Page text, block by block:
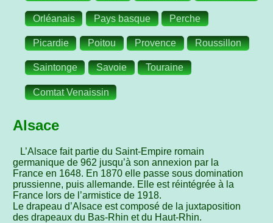
Orléanais Pays basque Perche
Picardie Poitou Provence Roussillon
Saintonge Savoie Touraine
Comtat Venaissin
Alsace
L’Alsace fait partie du Saint-Empire romain
germanique de 962 jusqu’à son annexion par la
France en 1648. En 1870 elle passe sous domination
prussienne, puis allemande. Elle est réintégrée à la
France lors de l’armistice de 1918.
Le drapeau d’Alsace est composé de la juxtaposition
des drapeaux du Bas-Rhin et du Haut-Rhin.